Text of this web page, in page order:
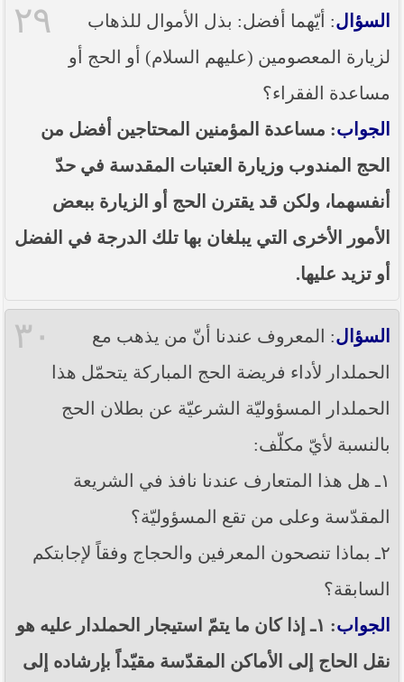
٢٩ السؤال: أيّهما أفضل: بذل الأموال للذهاب
لزيارة المعصومين (عليهم السلام) أو الحج أو
مساعدة الفقراء؟
الجواب: مساعدة المؤمنين المحتاجين أفضل من
الحج المندوب وزيارة العتبات المقدسة في حدّ
أنفسهما، ولكن قد يقترن الحج أو الزيارة ببعض
الأمور الأخرى التي يبلغان بها تلك الدرجة في الفضل
أو تزيد عليها.
٣٠ السؤال: المعروف عندنا أنّ من يذهب مع
الحملدار لأداء فريضة الحج المباركة يتحمّل هذا
الحملدار المسؤوليّة الشرعيّة عن بطلان الحج
بالنسبة لأيّ مكلّف:
١ـ هل هذا المتعارف عندنا نافذ في الشريعة
المقدّسة وعلى من تقع المسؤوليّة؟
٢ـ بماذا تنصحون المعرفين والحجاج وفقاً لإجابتكم
السابقة؟
الجواب
: ١ـ إذا كان ما يتمّ استيجار الحملدار عليه هو
نقل الحاج إلى الأماكن المقدّسة مقيّداً بإرشاده إلى